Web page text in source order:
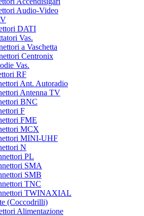
Audio-Video
DATI
Vas.
a Vaschetta
Centronix
Vas.
RF
Ant. Autoradio
Antenna TV
BNC
F
FME
MCX
MINI-UHF
N
PL
SMA
SMB
TNC
TWINAXIAL
(Coccodrilli)
Alimentazione